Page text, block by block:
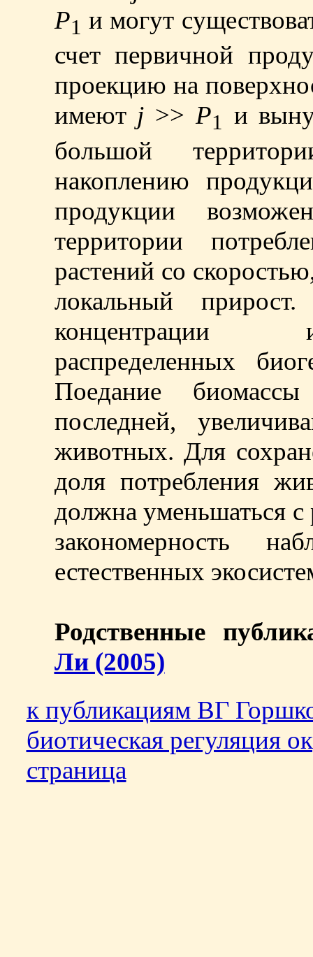
P1 и могут
счет первичной
проекцию на
имеют j >>P1 и
большой
накоплению
продукции
территории
растений со
локальный
концентрации
распределенных
Поедание
последней,
животных. Для
доля потребления
должна уменьшаться с
закономерность
естественных
Родственные
Ли (2005)
к публикациям ВГ
биотическая регуляция
страница